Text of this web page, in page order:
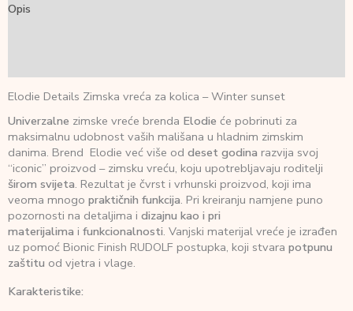
Opis
Elodie Details Zimska vreća za kolica – Winter sunset
Univerzalne zimske vreće brenda Elodie će pobrinuti za
maksimalnu udobnost vaših mališana u hladnim zimskim
danima. Brend Elodie već više od deset godina razvija svoj
“iconic” proizvod – zimsku vreću, koju upotrebljavaju roditelji
širom svijeta. Rezultat je čvrst i vrhunski proizvod, koji ima
veoma mnogo praktičnih funkcija. Pri kreiranju namjene puno
pozornosti na detaljima i dizajnu kao i pri
materijalima i funkcionalnosti. Vanjski materijal vreće je izrađen
uz pomoć Bionic Finish RUDOLF postupka, koji stvara potpunu
zaštitu od vjetra i vlage.
Karakteristike: